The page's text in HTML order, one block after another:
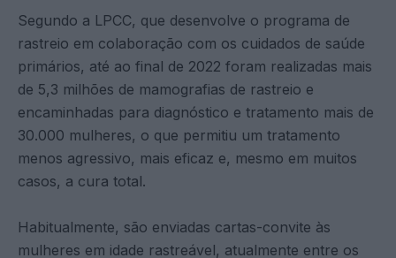
Segundo a LPCC, que desenvolve o programa de
rastreio em colaboração com os cuidados de saúde
primários, até ao final de 2022 foram realizadas mais
de 5,3 milhões de mamografias de rastreio e
encaminhadas para diagnóstico e tratamento mais de
30.000 mulheres, o que permitiu um tratamento
menos agressivo, mais eficaz e, mesmo em muitos
casos, a cura total.
Habitualmente, são enviadas cartas-convite às
mulheres em idade rastreável, atualmente entre os